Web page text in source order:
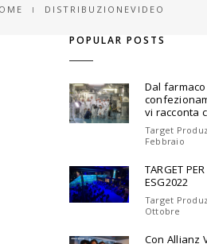
DISTRIBUZIONEVIDEO
POPULAR POSTS
Dal
vi racconta
Target
Febbraio
TARGET
ESG2022
Target
Ottobre
Con Allianz